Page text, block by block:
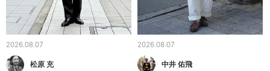
2026.08.07
松原 充
2026.08.07
中井 佑飛